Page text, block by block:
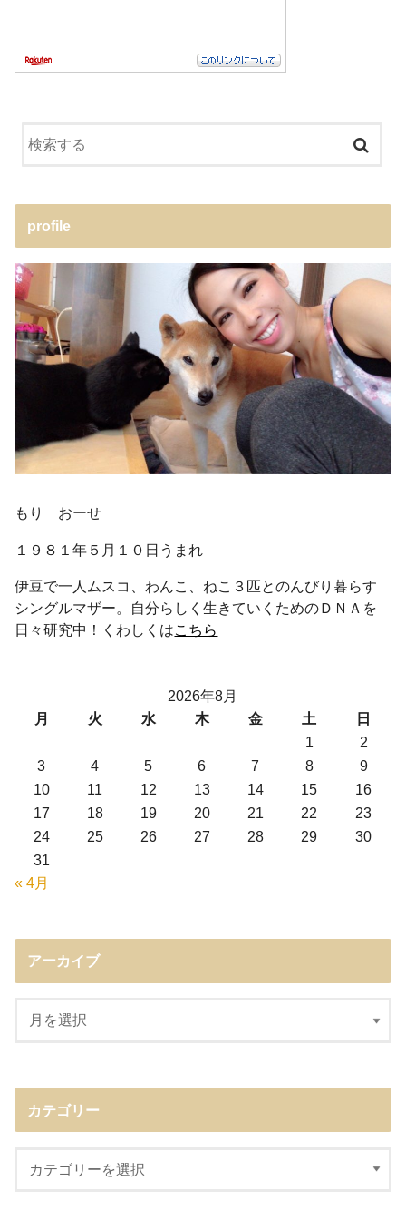
profile
もり おーせ
１９８１年５月１０日うまれ
伊豆で一人ムスコ、わんこ、ねこ３匹とのんびり暮らす
シングルマザー。自分らしく生きていくためのＤＮＡを
日々研究中！くわしくはこちら
2026年8月
月
火 水 木 金 土
日
1
2
3
4 5 6 7 8
9
10
11 12 13 14 15
16
17
18 19 20 21 22
23
24
25 26 27 28 29
30
31
« 4月
アーカイブ
カテゴリー